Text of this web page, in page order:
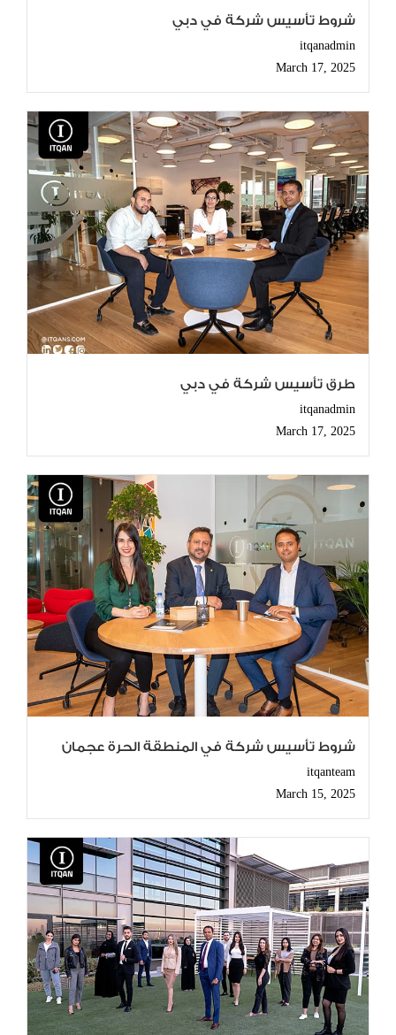
شروط تأسيس شركة في دبي
itqanadmin
March 17, 2025
طرق تأسيس شركة في دبي
itqanadmin
March 17, 2025
شروط تأسيس شركة في المنطقة الحرة عجمان
itqanteam
March 15, 2025